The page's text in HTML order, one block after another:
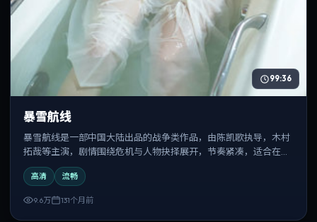
99:36
暴雪航线
暴雪航线是一部中国大陆出品的战争类作品，由陈凯歌执导，木村
拓哉等主演，剧情围绕危机与人物抉择展开，节奏紧凑，适合在线
追剧与反复观看。
高清 流畅
9.6万 131个月前